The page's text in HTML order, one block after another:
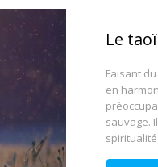
Le
Faisant
en
sauvage.